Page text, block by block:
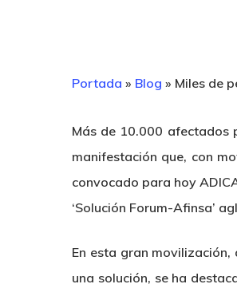
Portada » Blog » Miles de
Más de 10.000 afectados
manifestación que, con
convocado para hoy
‘Solución Forum-Afinsa’
En esta gran
una solución, se ha